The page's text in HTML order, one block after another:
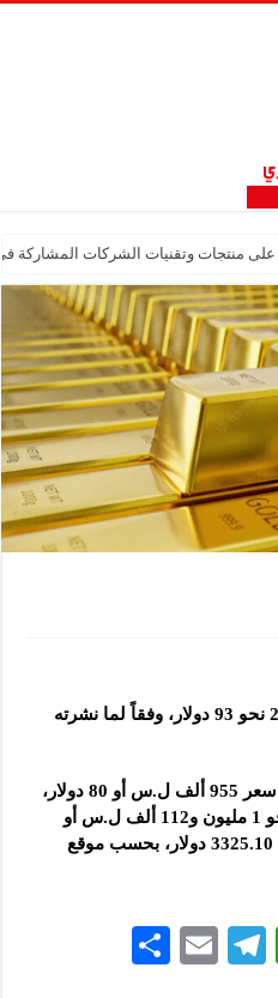
منتجات وتقنيات الشركات المشاركة في
بلغ سعر غرام الذهب من عيار 21 نحو 93 دولار، وفقاً لما نشرته
وبحسب النشرة، سجل عيار 18 سعر 955 ألف ل.س أو 80 دولار،
وغرام الذهـب عيار 21 قيراط نحو 1 مليون و112 ألف ل.س أو
93.50 دولار، أما الأونصة الذهبية 3325.10 دولار، بحسب موقع
W
Te
E